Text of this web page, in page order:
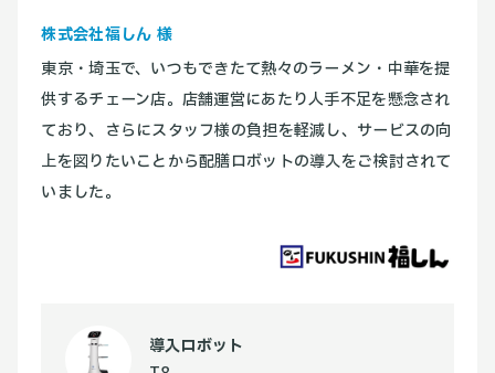
株式会社福しん 様
東京・埼玉で、いつもできたて熱々のラーメン・中華を提
供するチェーン店。店舗運営にあたり人手不足を懸念され
ており、さらにスタッフ様の負担を軽減し、サービスの向
上を図りたいことから配膳ロボットの導入をご検討されて
いました。
導入ロボット